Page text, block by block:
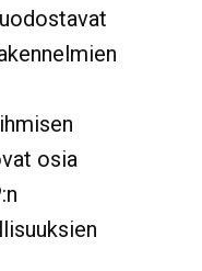
osia